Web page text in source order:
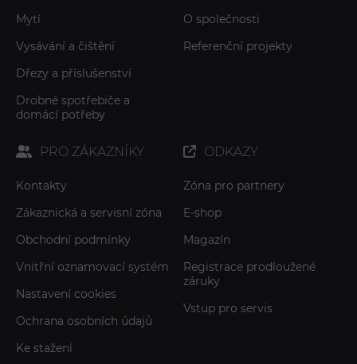
Mytí
Vysávání a čištění
Dřezy a příslušenství
Drobné spotřebiče a
domácí potřeby
O společnosti
Referenční projekty
PRO ZÁKAZNÍKY
Kontakty
Zákaznická a servisní zóna
Obchodní podmínky
Vnitřní oznamovací systém
Nastavení cookies
Ochrana osobních údajů
Ke stažení
ODKAZY
Zóna pro partnery
E-shop
Magazín
Registrace prodloužené
záruky
Vstup pro servis